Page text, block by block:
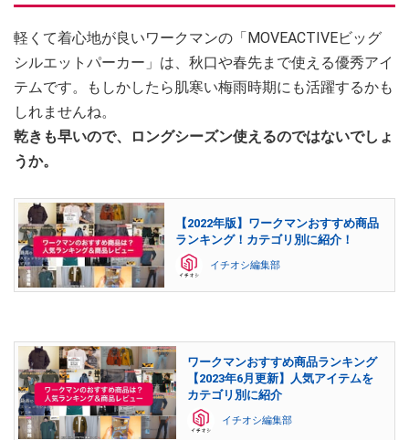
軽くて着心地が良いワークマンの「MOVEACTIVEビッグ
シルエットパーカー」は、秋口や春先まで使える優秀アイ
テムです。もしかしたら肌寒い梅雨時期にも活躍するかも
しれませんね。
乾きも早いので、ロングシーズン使えるのではないでしょ
うか。
【2022年版】ワークマンおすすめ商品
ランキング！カテゴリ別に紹介！
イチオシ編集部
ワークマンおすすめ商品ランキング
【2023年6月更新】人気アイテムを
カテゴリ別に紹介
イチオシ編集部